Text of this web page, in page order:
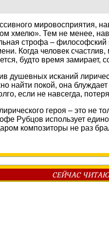
хмелю». Тем не менее,
строфа –
Когда человек
будто время замирает,
душевных исканий
найти покой, она
если не навсегда,
героя – это
Рубцов использует
композиторы не раз
СЕЙЧАС